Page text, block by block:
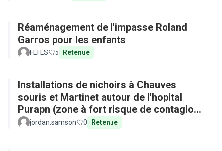
Réaménagement de l'impasse Roland
Garros pour les enfants
FLTLS 5 Retenue
Installations de nichoirs à Chauves
souris et Martinet autour de l'hopital
Purapn (zone à fort risque de contagion
aux maladies tropicales)
jordan.samson 0 Retenue